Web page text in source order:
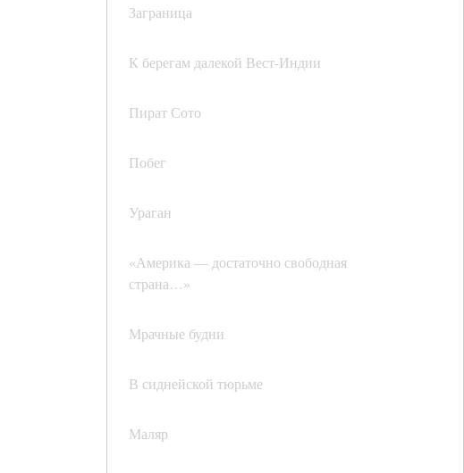
Заграница
К берегам далекой Вест-Индии
Пират Сото
Побег
Ураган
«Америка — достаточно свободная
страна…»
Мрачные будни
В сиднейской тюрьме
Маляр